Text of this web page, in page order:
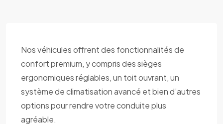
Nos véhicules offrent des fonctionnalités de
confort premium, y compris des sièges
ergonomiques réglables, un toit ouvrant, un
système de climatisation avancé et bien d’autres
options pour rendre votre conduite plus
agréable.